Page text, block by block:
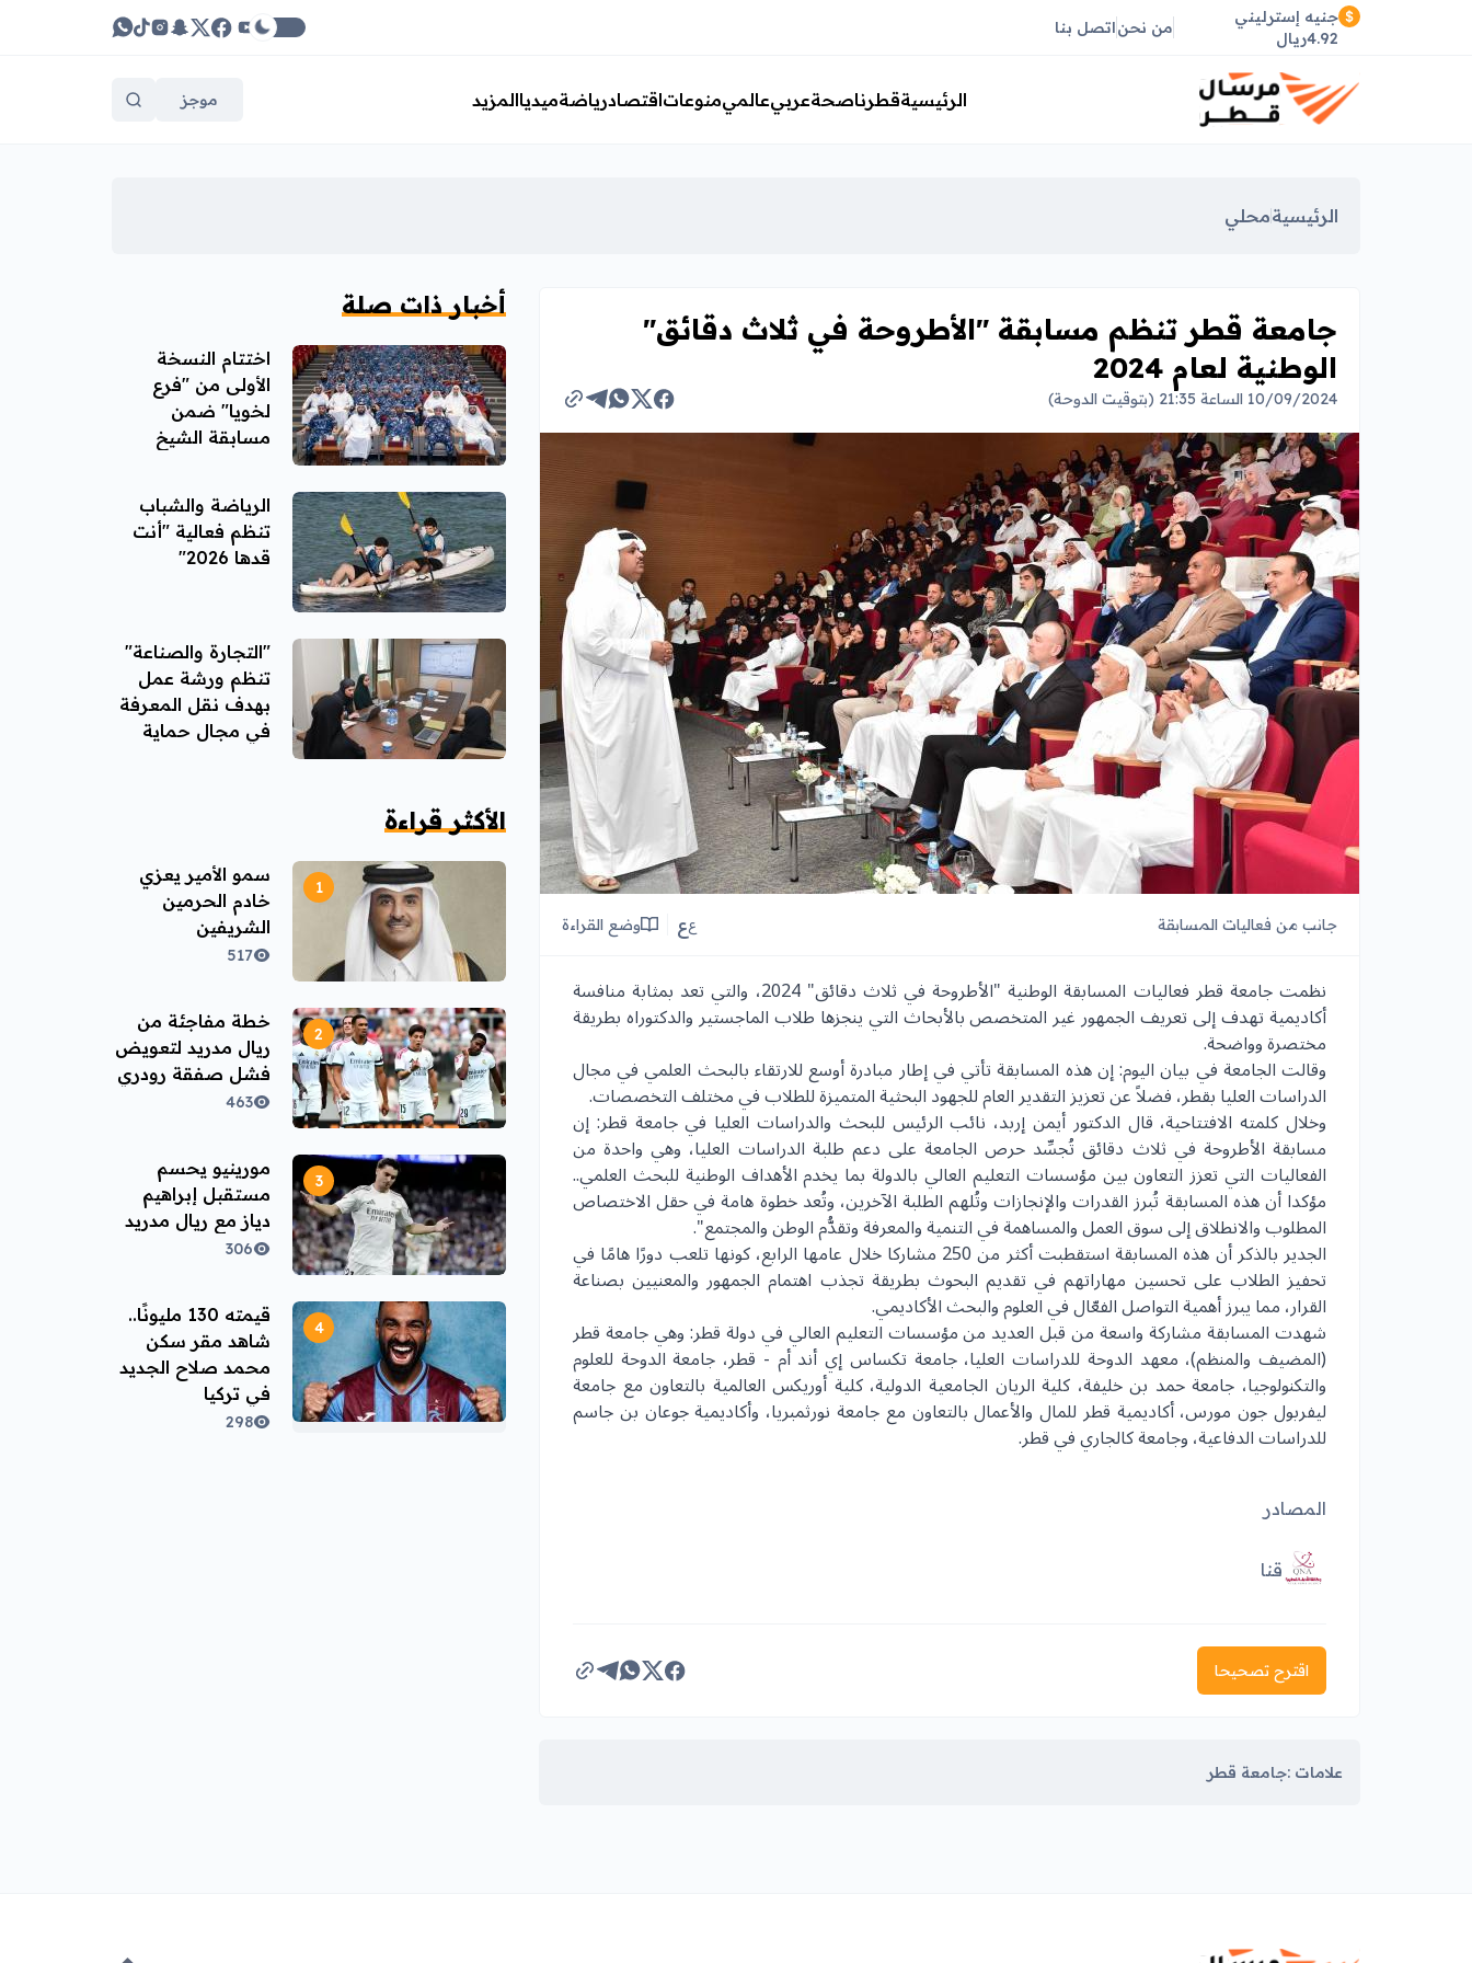
جنيه إسترليني
4.92ريال
من نحناتصل بنا
الرئيسيةقطرناصحةعربيعالميمنوعاتاقتصادرياضةميدياالمزيد موجز
الرئيسيةمحلي
جامعة قطر تنظم مسابقة "الأطروحة في ثلاث دقائق"
الوطنية لعام 2024
10/09/2024 الساعة 21:35 (بتوقيت الدوحة)
جانب من فعاليات المسابقة عع وضع القراءة
نظمت جامعة قطر فعاليات المسابقة الوطنية "الأطروحة في ثلاث دقائق" 2024، والتي تعد بمثابة منافسة
أكاديمية تهدف إلى تعريف الجمهور غير المتخصص بالأبحاث التي ينجزها طلاب الماجستير والدكتوراه بطريقة
مختصرة وواضحة.
وقالت الجامعة في بيان اليوم: إن هذه المسابقة تأتي في إطار مبادرة أوسع للارتقاء بالبحث العلمي في مجال
الدراسات العليا بقطر، فضلاً عن تعزيز التقدير العام للجهود البحثية المتميزة للطلاب في مختلف التخصصات.
وخلال كلمته الافتتاحية، قال الدكتور أيمن إربد، نائب الرئيس للبحث والدراسات العليا في جامعة قطر: إن
مسابقة الأطروحة في ثلاث دقائق تُجسِّد حرص الجامعة على دعم طلبة الدراسات العليا، وهي واحدة من
الفعاليات التي تعزز التعاون بين مؤسسات التعليم العالي بالدولة بما يخدم الأهداف الوطنية للبحث العلمي..
مؤكدا أن هذه المسابقة تُبرز القدرات والإنجازات وتُلهم الطلبة الآخرين، وتُعد خطوة هامة في حقل الاختصاص
المطلوب والانطلاق إلى سوق العمل والمساهمة في التنمية والمعرفة وتقدُّم الوطن والمجتمع".
الجدير بالذكر أن هذه المسابقة استقطبت أكثر من 250 مشاركا خلال عامها الرابع، كونها تلعب دورًا هامًا في
تحفيز الطلاب على تحسين مهاراتهم في تقديم البحوث بطريقة تجذب اهتمام الجمهور والمعنيين بصناعة
القرار، مما يبرز أهمية التواصل الفعّال في العلوم والبحث الأكاديمي.
شهدت المسابقة مشاركة واسعة من قبل العديد من مؤسسات التعليم العالي في دولة قطر: وهي جامعة قطر
(المضيف والمنظم)، معهد الدوحة للدراسات العليا، جامعة تكساس إي أند أم - قطر، جامعة الدوحة للعلوم
والتكنولوجيا، جامعة حمد بن خليفة، كلية الريان الجامعية الدولية، كلية أوريكس العالمية بالتعاون مع جامعة
ليفربول جون مورس، أكاديمية قطر للمال والأعمال بالتعاون مع جامعة نورثمبريا، وأكاديمية جوعان بن جاسم
للدراسات الدفاعية، وجامعة كالجاري في قطر.
المصادر
قنا
اقترح تصحيحا
علامات :جامعة قطر
أخبار ذات صلة
اختتام النسخة
الأولى من "فرع
لخويا" ضمن
مسابقة الشيخ
الرياضة والشباب
تنظم فعالية "أنت
قدها 2026"
"التجارة والصناعة"
تنظم ورشة عمل
بهدف نقل المعرفة
في مجال حماية
الأكثر قراءة
سمو الأمير يعزي
خادم الحرمين
الشريفين
517
خطة مفاجئة من
ريال مدريد لتعويض
فشل صفقة رودري
463
مورينيو يحسم
مستقبل إبراهيم
دياز مع ريال مدريد
306
قيمته 130 مليونًا..
شاهد مقر سكن
محمد صلاح الجديد
في تركيا
298